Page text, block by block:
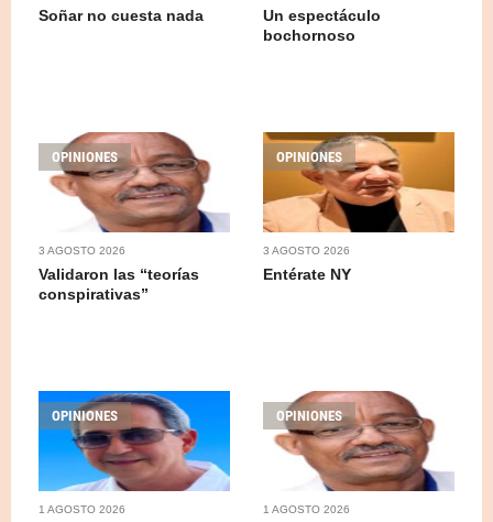
Soñar no cuesta nada
Un espectáculo
bochornoso
OPINIONES
3 AGOSTO 2026
Validaron las “teorías
conspirativas”
OPINIONES
3 AGOSTO 2026
Entérate NY
OPINIONES
1 AGOSTO 2026
OPINIONES
1 AGOSTO 2026